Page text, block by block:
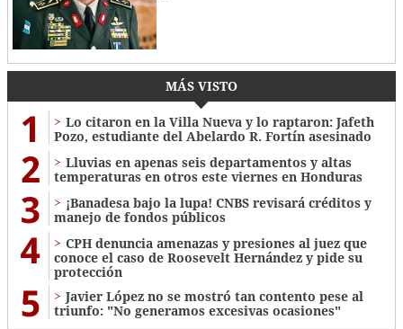
MÁS VISTO
1
Lo citaron en la Villa Nueva y lo raptaron: Jafeth
Pozo, estudiante del Abelardo R. Fortín asesinado
2
Lluvias en apenas seis departamentos y altas
temperaturas en otros este viernes en Honduras
3
¡Banadesa bajo la lupa! CNBS revisará créditos y
manejo de fondos públicos
4
CPH denuncia amenazas y presiones al juez que
conoce el caso de Roosevelt Hernández y pide su
protección
5
Javier López no se mostró tan contento pese al
triunfo: "No generamos excesivas ocasiones"